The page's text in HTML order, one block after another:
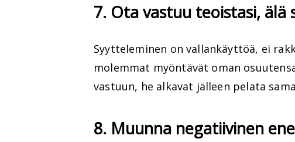
7. Ota vastuu teoistasi, älä
Syytteleminen on vallankäyttöä, ei
molemmat myöntävät oman
vastuun, he alkavat jälleen pelata
8. Muunna negatiivinen